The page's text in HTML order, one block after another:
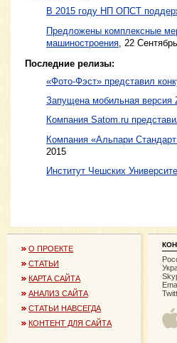
В 2015 году НП ОПСТ
Предложены комплексные
машиностроения 22
Последние релизы:
«Фото-Фэст» представил
Запущена мобильная версия
Компания Satom.ru
Компания «Альпари
2015
Институт Чешских
О ПРОЕКТЕ
СТАТЬИ
КАРТА САЙТА
АНАЛИЗ САЙТА
СТАТЬИ НАВСЕГДА
КОНТЕНТ ДЛЯ САЙТА